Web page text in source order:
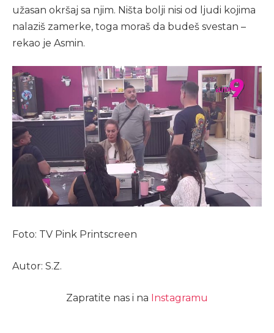
užasan okršaj sa njim. Ništa bolji nisi od ljudi kojima
nalaziš zamerke, toga moraš da budeš svestan –
rekao je Asmin.
Foto: TV Pink Printscreen
Autor: S.Z.
Zapratite nas i na Instagramu